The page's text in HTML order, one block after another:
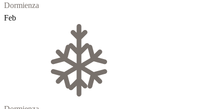
Dormienza
Feb